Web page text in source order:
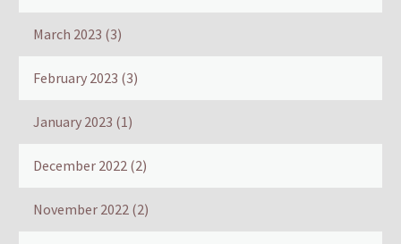
March 2023 (3)
February 2023 (3)
January 2023 (1)
December 2022 (2)
November 2022 (2)